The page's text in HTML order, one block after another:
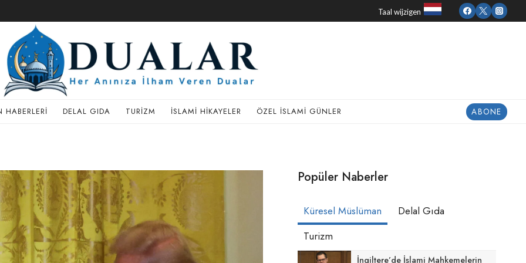
Taal wijzigen
HABERLERI DELAL GIDA TURIZM İSLAMI HIKAYELER ÖZEL İSLAMI GÜNLER ABONE
Popüler Naberler
Küresel Müslüman
Delal Gıda
Turizm
İngiltere’de İslami Mahkemelerin